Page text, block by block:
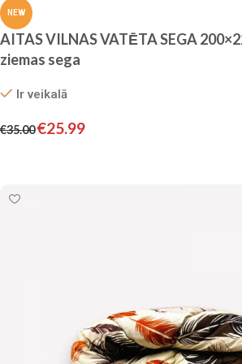
NEW
AITAS VILNAS VATĒTA SEGA
ziemas sega
Ir veikalā
€35.00€25.99